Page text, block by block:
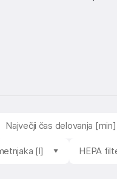
Največji čas delovanja [min]
[l] HEPA